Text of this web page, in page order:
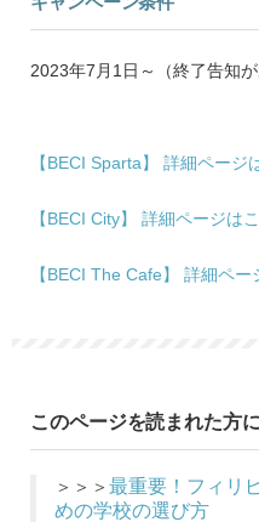
2023年7月1日～（終了告知が
【BECI Sparta】 詳細ページ
【BECI City】 詳細ページは
【BECI The Cafe】 詳細ペー
このページを読まれた方
＞＞＞ 最重要！フィリ
めの学校の選び方